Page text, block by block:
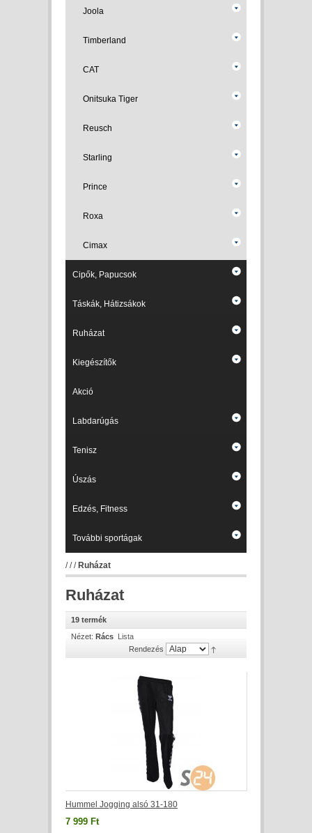
Joola
Timberland
CAT
Onitsuka Tiger
Reusch
Starling
Prince
Roxa
Cimax
Cipők, Papucsok
Táskák, Hátizsákok
Ruházat
Kiegészítők
Akció
Labdarúgás
Tenisz
Úszás
Edzés, Fitness
További sportágak
/// Ruházat
Ruházat
19 termék
Nézet: Rács Lista
Rendezés
Hummel Jogging alsó 31-180
7 999 Ft